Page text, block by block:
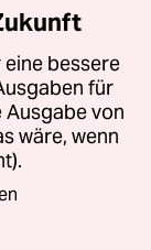
eine bessere
für
Ausgabe von
wäre, wenn